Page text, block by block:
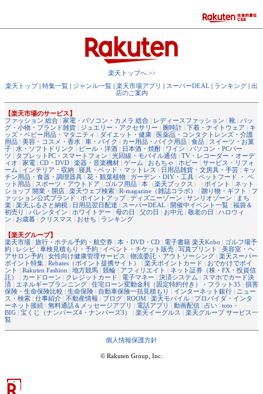
楽天トップへ >>
楽天トップ
特集一覧 ジャンル一覧 楽天市場アプリ スーパーDEAL ランキング
出
店のご案内
【楽天市場のサービス】
ファッション 総合
家電・パソコン・カメラ 総合 レディースファッション 靴
バッ
グ・小物・ブランド雑貨
ジュエリー・アクセサリー 腕時計 下着・ナイトウェア
キ
ッズ・ベビー用品・マタニティ
ダイエット・健康
医薬品・コンタクトレンズ・介護
用品
美容・コスメ・香水 車・バイク カー用品・バイク用品 食品
スイーツ・お菓
子
水・ソフトドリンク ビール・洋酒 日本酒・焼酎 ワイン
パソコン・PCパー
ツ
タブレットPC・スマートフォン 光回線・モバイル通信
TV・レコーダー・オーデ
ィオ
家電 CD・DVD 楽器・音楽機材 ゲーム おもちゃ ホビー
サービス・リフォ
ーム
インテリア・収納 寝具・ベッド・マットレス 日用品雑貨・文房具・手芸
キッ
チン用品・食器・調理器具
花・観葉植物 ガーデン・DIY・工具
ペットフード ・ ペ
ット用品
スポーツ・アウトドア ゴルフ用品 本 （楽天ブックス ） | ポイント
ネット
ショップ 開業・開店
楽天ウェブ検索 R-magazine（雑誌コラボ） 贈り物・ギフト
フ
ァッション公式ブランド
ポイントアップ ディズニーゾーン サンリオゾーン
まち
楽
楽天ふるさと納税 日用品翌日配達 スーパーDEAL 開催中イベント一覧
福袋＆
初売り
バレンタイン ホワイトデー 母の日 父の日 お中元 敬老の日
ハロウィ
ン
お歳暮 クリスマス おせち ランキング
【楽天グループ】
楽天市場
旅行・ホテル予約・航空券 本・DVD・CD 電子書籍 楽天Kobo
ゴルフ場予
約
レシピ 車検見積もり・予約 イベント・チケット販売 写真プリント
美容室・ヘ
アサロン予約
女性向け健康管理サービス 物流委託・アウトソーシング
楽天スーパー
ポイント特集
Rebates（ポイント提携サイト） 楽天ポイントカード
おでかけでポイ
ント
Rakuten Fashion 地方競馬 競輪 アフィリエイト
ネット証券（株・FX・投資信
託）
カードローン クレジットカード 電子マネー 決済システム
スマホでカード決
済
エネルギープランニング 住宅ローン変動金利（固定特約付き）・フラット35
損害
保険・生命保険比較
生命保険 自動車保険一括見積もり インターネット銀行
ニュー
ス・検索
仕事紹介 不動産情報 ブログ ROOM 楽天モバイル
プロバイダ・インタ
ーネット接続
無料通話＆メッセージアプリ 電話アプリ 動画配信 占い
toto・
BIG
宝くじ（ナンバーズ4・ナンバーズ3） 楽天イーグルス
楽天グループ サービス一
覧
個人情報保護方針
© Rakuten Group, Inc.